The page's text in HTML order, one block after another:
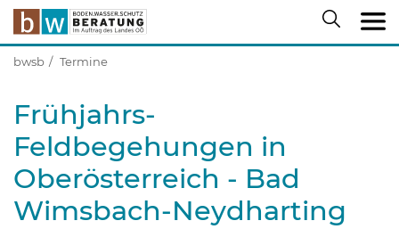
bwsb Termine
Frühjahrs-
Feldbegehungen in
Oberösterreich - Bad
Wimsbach-Neydharting